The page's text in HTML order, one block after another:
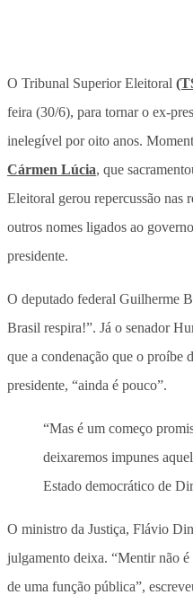
O Tribunal Superior Eleitoral
feira (30/6), para tornar o ex-
inelegível por oito anos.
Cármen Lúcia, que
Eleitoral gerou repercussão nas
outros nomes ligados ao
presidente.
O deputado federal Guilherme
Brasil respira!”. Já o senador
que a condenação que o proíbe
presidente, “ainda é pouco”.
“Mas é um começo
deixaremos impunes
Estado democrático de
O ministro da Justiça, Flávio
julgamento deixa. “Mentir não
de uma função pública”,